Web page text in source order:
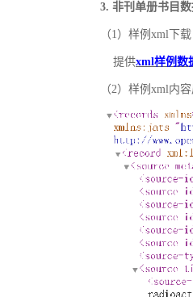
3. 非刊单册书目
（1）样例xml下载
提供xml样例数
（2）样例xml内